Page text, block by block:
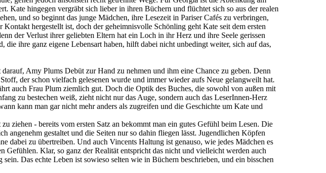
Kate hingegen vergräbt sich lieber in ihren Büchern und flüchtet sich so aus der realen
und so beginnt das junge Mädchen, ihre Lesezeit in Pariser Cafés zu verbringen,
hergestellt ist, doch der geheimnisvolle Schönling geht Kate seit dem ersten
der Verlust ihrer geliebten Eltern hat ein Loch in ihr Herz und ihre Seele gerissen
ihre ganz eigene Lebensart haben, hilft dabei nicht unbedingt weiter, sich auf das,
Amy Plums Debüt zur Hand zu nehmen und ihm eine Chance zu geben. Denn
der schon vielfach gelesenen wurde und immer wieder aufs Neue gelangweilt hat.
auch Frau Plum ziemlich gut. Doch die Optik des Buches, die sowohl von außen mit
zu bestechen weiß, zieht nicht nur das Auge, sondern auch das LeserInnen-Herz
kann man gar nicht mehr anders als zugreifen und die Geschichte um Kate und
ziehen - bereits vom ersten Satz an bekommt man ein gutes Gefühl beim Lesen. Die
angenehm gestaltet und die Seiten nur so dahin fliegen lässt. Jugendlichen Köpfen
dabei zu übertreiben. Und auch Vincents Haltung ist genauso, wie jedes Mädchen es
Klar, so ganz der Realität entspricht das nicht und vielleicht werden auch
Das echte Leben ist sowieso selten wie in Büchern beschrieben, und ein bisschen